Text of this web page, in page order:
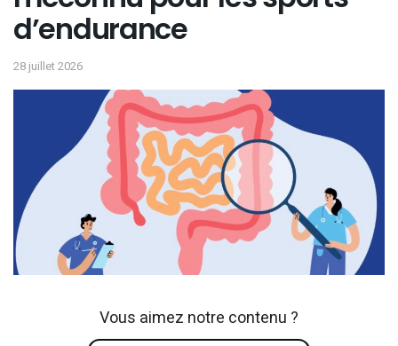
d’endurance
28 juillet 2026
Vous aimez notre contenu ?